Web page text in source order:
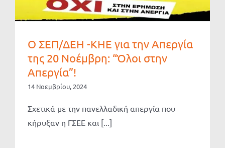
O ΣΕΠ/ΔΕΗ -ΚΗΕ για την Απεργία
της 20 Νοέμβρη: “Όλοι στην
Απεργία”!
14 Νοεμβρίου, 2024
Σχετικά με την πανελλαδική απεργία που
κήρυξαν η ΓΣΕΕ και [...]